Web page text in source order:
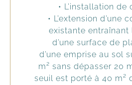
• L’installation de
• L’extension d’une
existante entraînant
d’une surface de
d’une emprise au sol
m² sans dépasser 20
seuil est porté à 40 m²